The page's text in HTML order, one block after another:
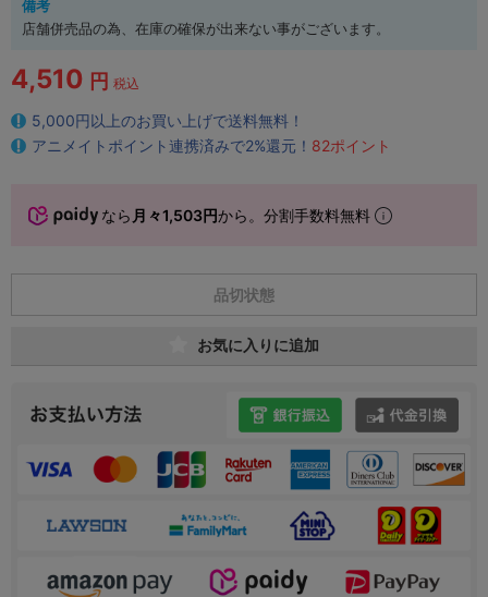
備考
店舗併売品の為、在庫の確保が出来ない事がございます。
4,510 円 税込
5,000円以上のお買い上げで送料無料！
アニメイトポイント連携済みで2%還元！ 82ポイント
なら 月々1,503円から。分割手数料無料
品切状態
お気に入りに追加